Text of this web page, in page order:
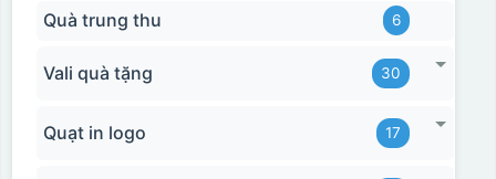
Quà trung thu 6
Vali quà tặng 30
Quạt in logo 17